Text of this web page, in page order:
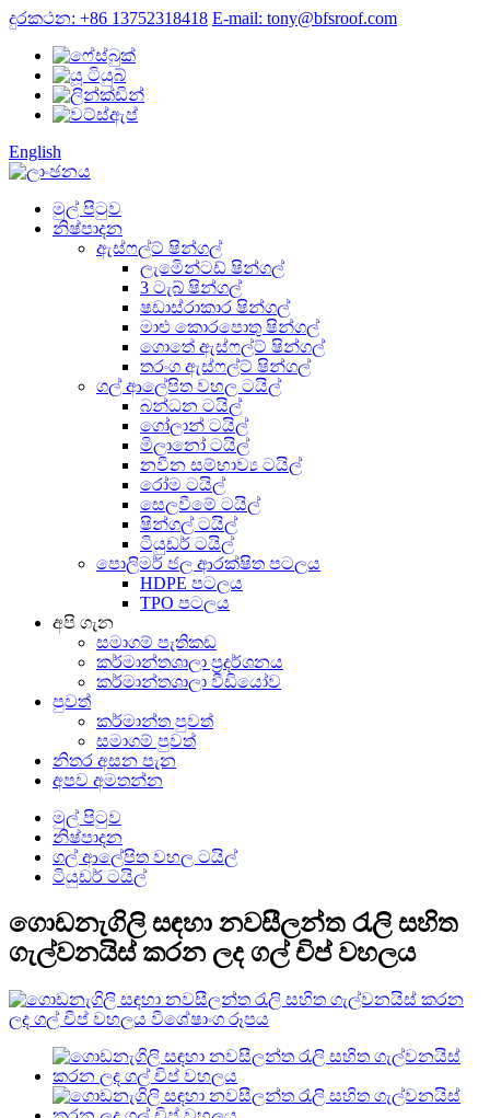
දුරකථන: +86 13752318418 E-mail: tony@bfsroof.com
English
මුල් පිටුව
නිෂ්පාදන
ඇස්ෆල්ට් ෂින්ගල්
ලැමිෙන්ටඩ් ෂින්ගල්
3 ටැබ් ෂින්ගල්
ෂඩාස්රාකාර ෂින්ගල්
මාළු කොරපොතු ෂින්ගල්
ගොතේ ඇස්ෆල්ට් ෂින්ගල්
තරංග ඇස්ෆල්ට් ෂින්ගල්
ගල් ආලේපිත වහල ටයිල්
බන්ධන ටයිල්
ගෝලාන් ටයිල්
මිලානෝ ටයිල්
නවීන සම්භාව්‍ය ටයිල්
රෝම ටයිල්
සෙලවීමේ ටයිල්
ෂින්ගල් ටයිල්
ටියුඩර් ටයිල්
පොලිමර් ජල ආරක්ෂිත පටලය
HDPE පටලය
TPO පටලය
අපි ගැන
සමාගම් පැතිකඩ
කර්මාන්තශාලා ප්‍රදර්ශනය
කර්මාන්තශාලා වීඩියෝව
පුවත්
කර්මාන්ත පුවත්
සමාගම් පුවත්
නිතර අසන පැන
අපව අමතන්න
මුල් පිටුව
නිෂ්පාදන
ගල් ආලේපිත වහල ටයිල්
ටියුඩර් ටයිල්
ගොඩනැගිලි සඳහා නවසීලන්ත රැලි සහිත
ගැල්වනයිස් කරන ලද ගල් චිප් වහලය